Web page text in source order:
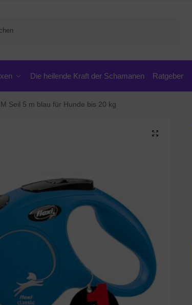
Die heilende Kraft der Schamanen Ratgeber
Seil 5 m blau für Hunde bis 20 kg